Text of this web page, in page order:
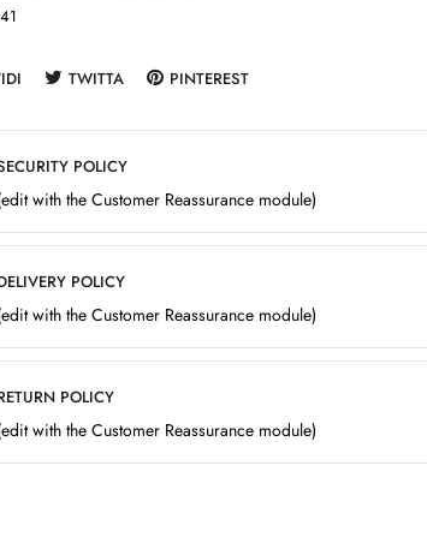
TWITTA PINTEREST
POLICY
with the Customer Reassurance module)
POLICY
with the Customer Reassurance module)
POLICY
with the Customer Reassurance module)